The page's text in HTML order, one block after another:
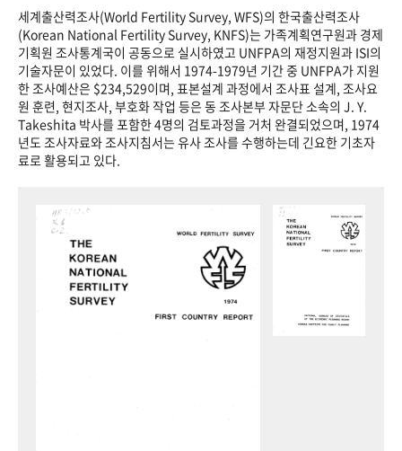
세계출산력조사(World Fertility Survey, WFS)의 한국출산력조사
(Korean National Fertility Survey, KNFS)는 가족계획연구원과 경제
기획원 조사통계국이 공동으로 실시하였고 UNFPA의 재정지원과 ISI의
기술자문이 있었다. 이를 위해서 1974-1979년 기간 중 UNFPA가 지원
한 조사예산은 $234,529이며, 표본설계 과정에서 조사표 설계, 조사요
원 훈련, 현지조사, 부호화 작업 등은 동 조사본부 자문단 소속의 J. Y.
Takeshita 박사를 포함한 4명의 검토과정을 거처 완결되었으며, 1974
년도 조사자료와 조사지침서는 유사 조사를 수행하는데 긴요한 기초자
료로 활용되고 있다.